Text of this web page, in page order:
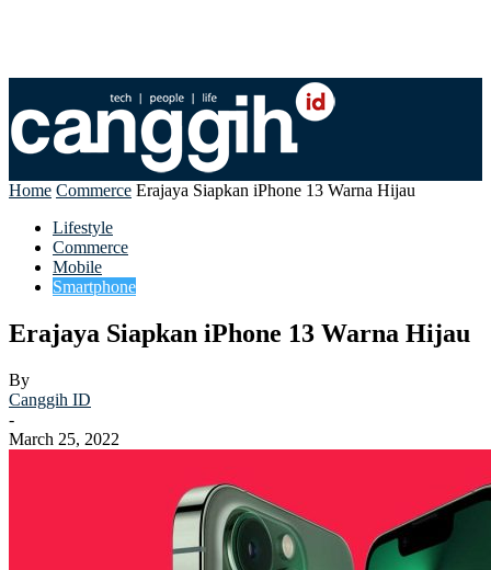
Home Commerce Erajaya Siapkan iPhone 13 Warna Hijau
Lifestyle
Commerce
Mobile
Smartphone
Erajaya Siapkan iPhone 13 Warna Hijau
By
Canggih ID
-
March 25, 2022